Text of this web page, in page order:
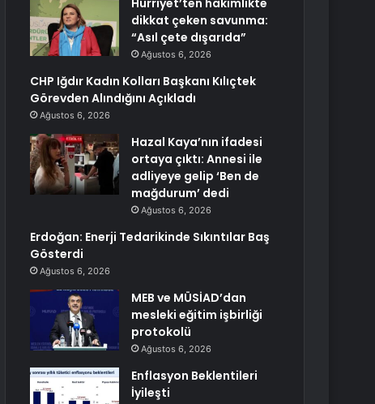
Hürriyet’ten hakimlikte
dikkat çeken savunma:
“Asıl çete dışarıda”
Ağustos 6, 2026
CHP Iğdır Kadın Kolları Başkanı Kılıçtek
Görevden Alındığını Açıkladı
Ağustos 6, 2026
Hazal Kaya’nın ifadesi
ortaya çıktı: Annesi ile
adliyeye gelip ‘Ben de
mağdurum’ dedi
Ağustos 6, 2026
Erdoğan: Enerji Tedarikinde Sıkıntılar Baş
Gösterdi
Ağustos 6, 2026
MEB ve MÜSİAD’dan
mesleki eğitim işbirliği
protokolü
Ağustos 6, 2026
Enflasyon Beklentileri
İyileşti